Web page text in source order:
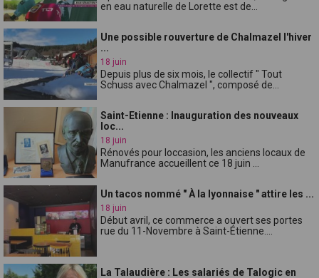
en eau naturelle de Lorette est de...
Une possible rouverture de Chalmazel l'hiver
...
18 juin
Depuis plus de six mois, le collectif " Tout
Schuss avec Chalmazel ", composé de...
Saint-Etienne : Inauguration des nouveaux
loc...
18 juin
Rénovés pour loccasion, les anciens locaux de
Manufrance accueillent ce 18 juin ...
Un tacos nommé " À la lyonnaise " attire les ...
18 juin
Début avril, ce commerce a ouvert ses portes
rue du 11-Novembre à Saint-Étienne....
La Talaudière : Les salariés de Talogic en